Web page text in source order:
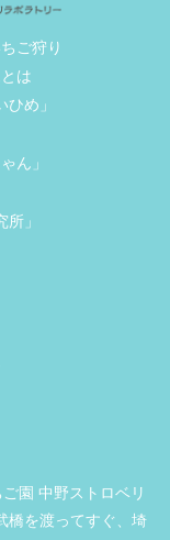
ご狩り
は
め」
ん」
」
園 中野ストロベリ
橋を渡ってすぐ、埼